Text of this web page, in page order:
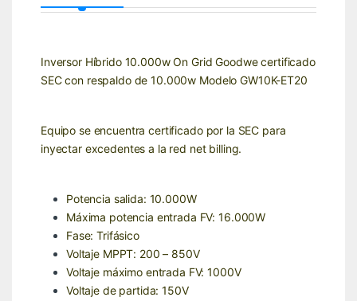
Inversor Híbrido 10.000w On Grid Goodwe certificado
SEC con respaldo de 10.000w Modelo GW10K-ET20
Equipo se encuentra certificado por la SEC para
inyectar excedentes a la red net billing.
Potencia salida: 10.000W
Máxima potencia entrada FV: 16.000W
Fase: Trifásico
Voltaje MPPT: 200 – 850V
Voltaje máximo entrada FV: 1000V
Voltaje de partida: 150V